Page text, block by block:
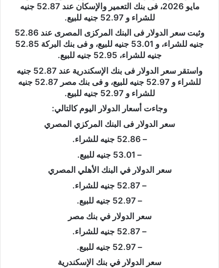
مايو 2026، فى بنك التعمير والإسكان عند 52.87 جنيه
للشراء و 52.97 جنيه للبيع.
وثبت سعر الدولار فى البنك المركزى المصرى عند 52.86
جنيه للشراء، و 53.01 جنيه للبيع، و فى بنك البركة 52.85
جنيه للشراء، 52.95 جنيه للبيع.
واستقر سعر الدولار فى بنك الإسكندرية عند 52.87 جنيه
للشراء و 52.97 جنيه للبيع، و فى بنك مصر 52.87 جنيه
للشراء و 52.97 جنيه للبيع.
وجاءت أسعار الدولار اليوم كالتالي:
سعر الدولار فى البنك المركزي المصري
– 52.86 جنيه للشراء.
– 53.01 جنيه للبيع.
سعر الدولار في البنك الأهلي المصري
– 52.87 جنيه للشراء.
– 52.97 جنيه للبيع.
سعر الدولار في بنك مصر
– 52.87 جنيه للشراء.
– 52.97 جنيه للبيع.
سعر الدولار في بنك الإسكندرية